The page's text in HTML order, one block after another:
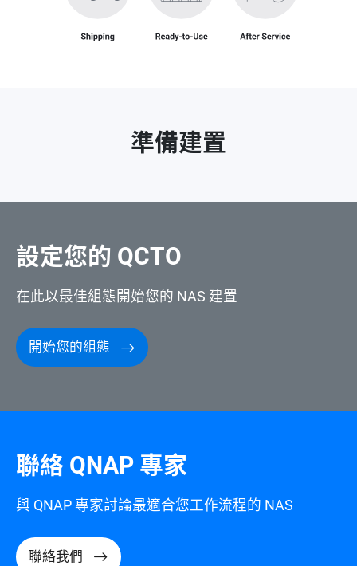
準備建置
聯絡 QNAP 專家
與 QNAP 專家討論最適合您工作流程的 NAS
聯絡我們
設定您的 QCTO
在此以最佳組態開始您的 NAS 建置
開始您的組態